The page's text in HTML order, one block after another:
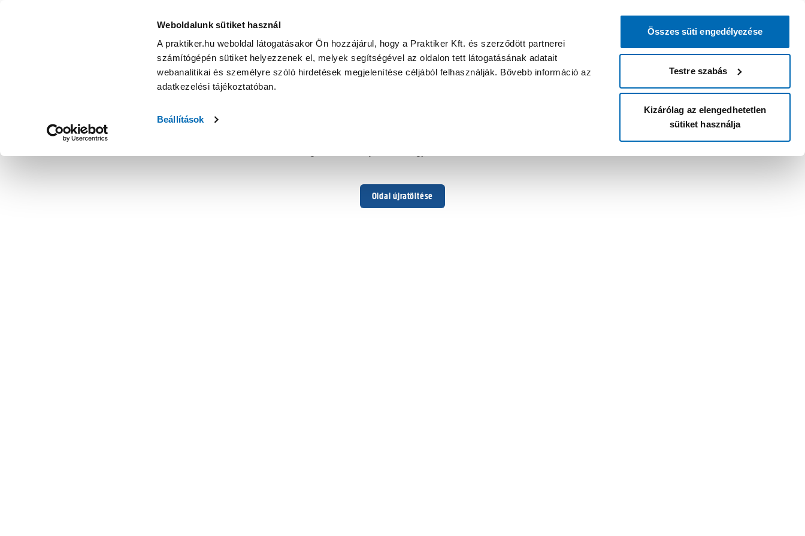
Weboldalunk sütiket használ
A praktiker.hu weboldal látogatásakor Ön hozzájárul, hogy a Praktiker Kft. és szerződött partnerei
számítógépén sütiket helyezzenek el, melyek segítségével az oldalon tett látogatásának adatait
webanalitikai és személyre szóló hirdetések megjelenítése céljából felhasználják. Bővebb információ az
adatkezelési tájékoztatóban.
Beállítások
Összes süti engedélyezése
Testre szabás
Kizárólag az elengedhetetlen
sütiket használja
Oldal újratöltése